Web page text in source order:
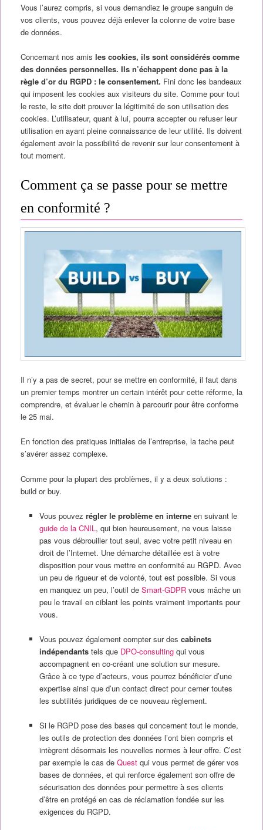
Vous l’aurez compris, si vous demandiez le groupe sanguin de
vos clients, vous pouvez déjà enlever la colonne de votre base
de données.
Concernant nos amis les cookies, ils sont considérés comme
des données personnelles. Ils n’échappent donc pas à la
règle d’or du RGPD : le consentement. Fini donc les bandeaux
qui imposent les cookies aux visiteurs du site. Comme pour tout
le reste, le site doit prouver la légitimité de son utilisation des
cookies. L’utilisateur, quant à lui, pourra accepter ou refuser leur
utilisation en ayant pleine connaissance de leur utilité. Ils doivent
également avoir la possibilité de revenir sur leur consentement à
tout moment.
Comment ça se passe pour se mettre
en conformité ?
Il n’y a pas de secret, pour se mettre en conformité, il faut dans
un premier temps montrer un certain intérêt pour cette réforme, la
comprendre, et évaluer le chemin à parcourir pour être conforme
le 25 mai.
En fonction des pratiques initiales de l’entreprise, la tache peut
s’avérer assez complexe.
Comme pour la plupart des problèmes, il y a deux solutions :
build or buy.
Vous pouvezrégler le problème en interne en suivant le
guide de la CNIL , qui bien heureusement, ne vous laisse
pas vous débrouiller tout seul, avec votre petit niveau en
droit de l’Internet. Une démarche détaillée est à votre
disposition pour vous mettre en conformité au RGPD. Avec
un peu de rigueur et de volonté, tout est possible. Si vous
en manquez un peu, l’outil deSmart-GDPR vous mâche un
peu le travail en ciblant les points vraiment importants pour
vous.
Vous pouvez également compter sur des cabinets
indépendants tels que DPO-consulting qui vous
accompagnent en co-créant une solution sur mesure.
Grâce à ce type d’acteurs, vous pourrez bénéficier d’une
expertise ainsi que d’un contact direct pour cerner toutes
les subtilités juridiques de ce nouveau règlement.
Si le RGPD pose des bases qui concernent tout le monde,
les outils de protection des données l’ont bien compris et
intègrent désormais les nouvelles normes à leur offre. C’est
par exemple le cas deQuest qui vous permet de gérer vos
bases de données, et qui renforce également son offre de
sécurisation des données pour permettre à ses clients
d’être en protégé en cas de réclamation fondée sur les
exigences du RGPD.